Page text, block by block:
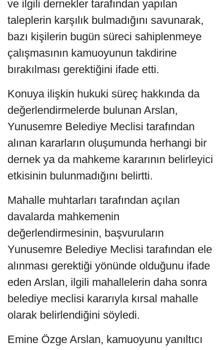
ve ilgili dernekler tarafından yapılan
taleplerin karşılık bulmadığını savunarak,
bazı kişilerin bugün süreci sahiplenmeye
çalışmasının kamuoyunun takdirine
bırakılması gerektiğini ifade etti.
Konuya ilişkin hukuki süreç hakkında da
değerlendirmelerde bulunan Arslan,
Yunusemre Belediye Meclisi tarafından
alınan kararların oluşumunda herhangi bir
dernek ya da mahkeme kararının belirleyici
etkisinin bulunmadığını belirtti.
Mahalle muhtarları tarafından açılan
davalarda mahkemenin
değerlendirmesinin, başvuruların
Yunusemre Belediye Meclisi tarafından ele
alınması gerektiği yönünde olduğunu ifade
eden Arslan, ilgili mahallelerin daha sonra
belediye meclisi kararıyla kırsal mahalle
olarak belirlendiğini söyledi.
Emine Özge Arslan, kamuoyunu yanıltıcı